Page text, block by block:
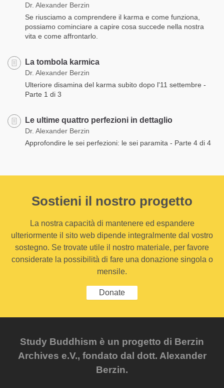
Dr. Alexander Berzin
Se riusciamo a comprendere il karma e come funziona,
possiamo cominciare a capire cosa succede nella nostra
vita e come affrontarlo.
La tombola karmica
Dr. Alexander Berzin
Ulteriore disamina del karma subito dopo l'11 settembre -
Parte 1 di 3
Le ultime quattro perfezioni in dettaglio
Dr. Alexander Berzin
Approfondire le sei perfezioni: le sei paramita - Parte 4 di 4
Sostieni il nostro progetto
La nostra capacità di mantenere ed espandere
ulteriormente il sito web dipende integralmente dal vostro
sostegno. Se trovate utile il nostro materiale, per favore
considerate la possibilità di fare una donazione singola o
mensile.
Donate
Study Buddhism è un progetto di Berzin
Archives e.V., fondato dal dott. Alexander
Berzin.